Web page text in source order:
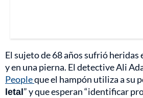
El sujeto de 68 años sufrió
y en una pierna. El detective Ali
Peopleque el hampón utiliza a su
letal” y que esperan “identificar